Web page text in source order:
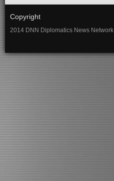
Copyright
2014 DNN Diplomatics News Network